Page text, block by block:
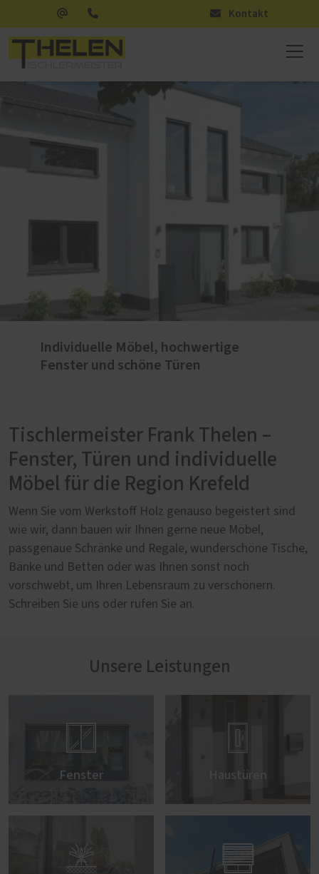
Kontakt
Individuelle Möbel, hochwertige
Fenster und schöne Türen
Tischlermeister Frank Thelen –
Fenster, Türen und individuelle
Möbel für die Region Krefeld
Wenn Sie vom Werkstoff Holz genauso begeistert sind
wie wir, dann bauen wir Ihnen gerne neue Möbel,
passgenaue Schränke und Regale, wunderschöne Tische,
Bänke und Betten oder was Ihnen sonst noch
vorschwebt, um Ihren Lebensraum zu verschönern.
Schreiben Sie uns oder rufen Sie an.
Unsere Leistungen

Fenster

Haustüren
 